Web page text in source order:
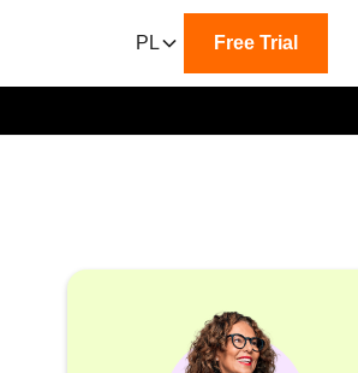
PL Free Trial